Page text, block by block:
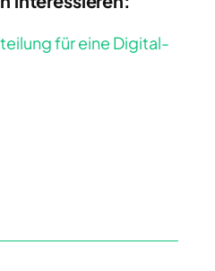
für eine Digital-